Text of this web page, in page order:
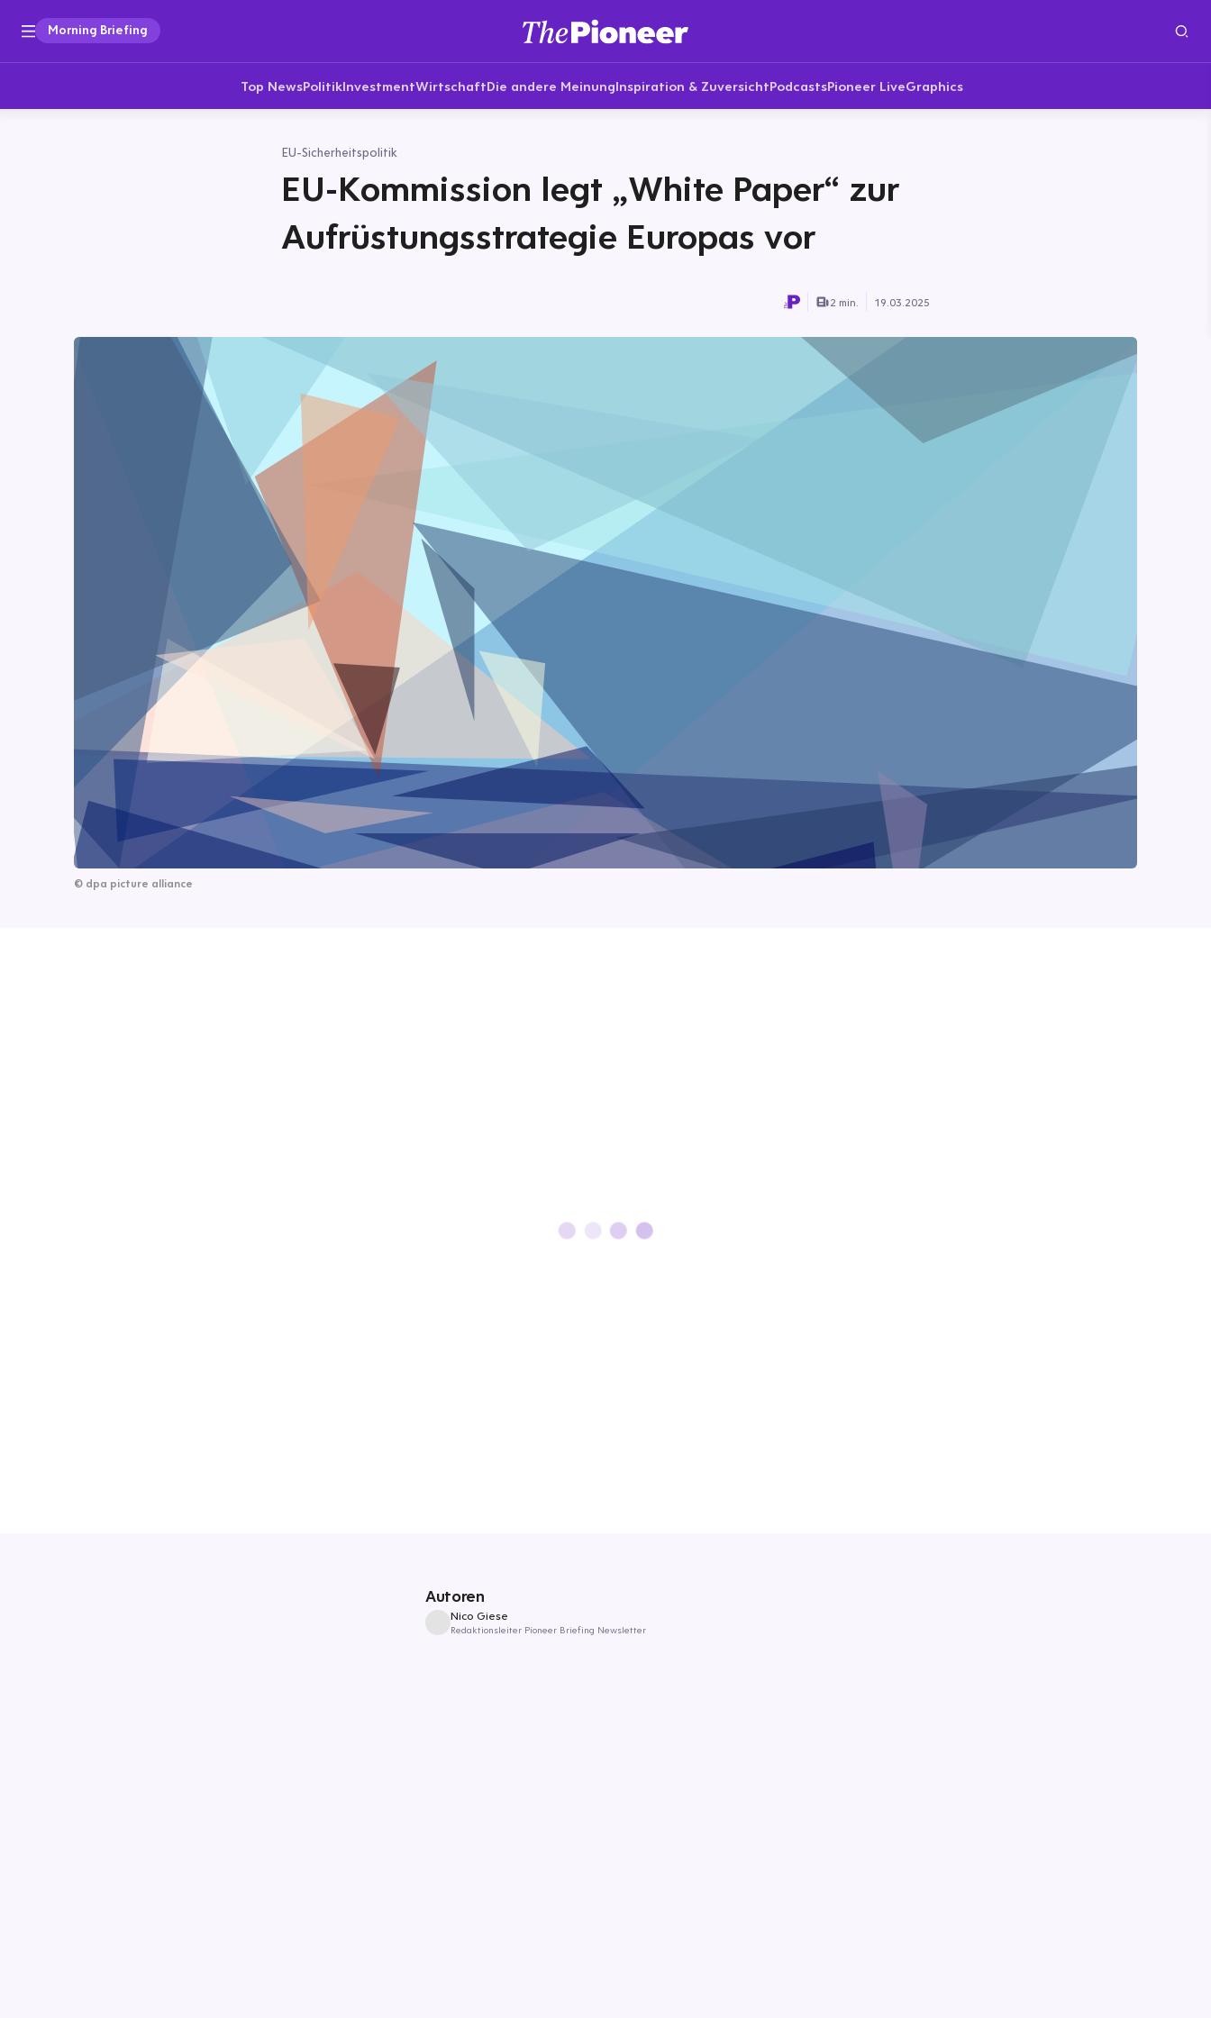
Morning Briefing
Top NewsPolitikInvestmentWirtschaftDie andere MeinungInspiration & ZuversichtPodcastsPioneer LiveGraphics
EU-Sicherheitspolitik
EU-Kommission legt „White Paper“ zur
Aufrüstungsstrategie Europas vor
2 min. 19.03.2025
© dpa picture alliance
Autoren
Nico Giese
Redaktionsleiter Pioneer Briefing Newsletter